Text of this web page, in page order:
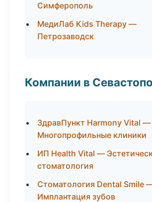
Симферополь
МедиЛаб Kids Therapy —
Петрозаводск
Компании в
ЗдравПункт Harmony Vital —
Многопрофильные клиники
ИП Health Vital —
стоматология
Стоматология Dental Smile
Имплантация зубов